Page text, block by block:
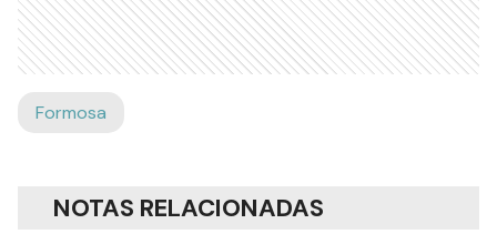
Formosa
NOTAS RELACIONADAS